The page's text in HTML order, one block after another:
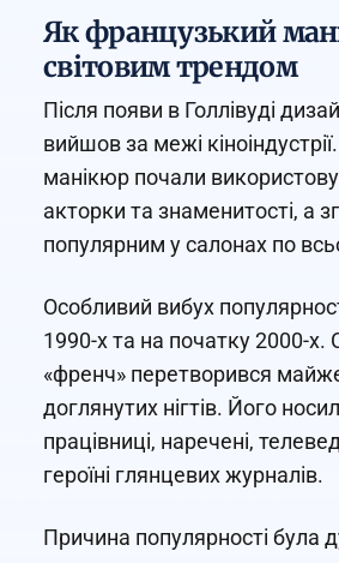
Як французький
світовим трендом
Після появи в Голлівуді
вийшов за межі
манікюр почали
акторки та знаменитості, а
популярним у салонах по
Особливий вибух
1990-х та на початку 2000-х.
«френч» перетворився
доглянутих нігтів. Його
працівниці, наречені,
героїні глянцевих журналів.
Причина популярності була